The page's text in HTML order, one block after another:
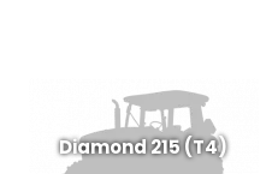
Diamond 215 (T4)